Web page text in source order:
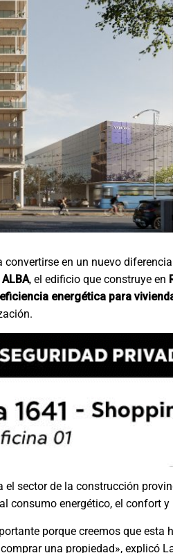
en un nuevo
ALBA, el edificio que construye en
energética para
el sector de la construcción
consumo energético, el confort
porque creemos que
una propiedad», explicó